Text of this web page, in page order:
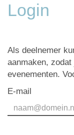
Login
Als deelnemer
aanmaken,
evenementen.
E-mail